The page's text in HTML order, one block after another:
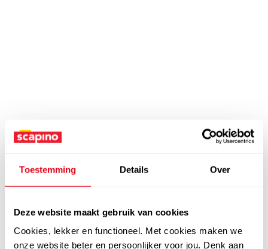
Toestemming Details Over
Deze website maakt gebruik van cookies
Cookies, lekker en functioneel. Met cookies maken we
onze website beter en persoonlijker voor jou. Denk aan